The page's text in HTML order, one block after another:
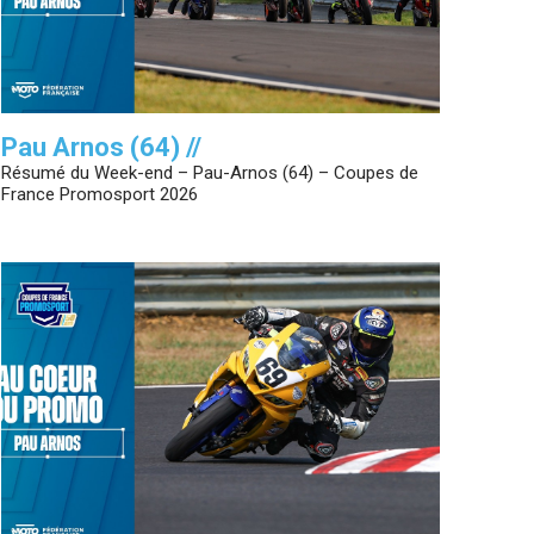
Pau Arnos (64) //
Résumé du Week-end – Pau-Arnos (64) – Coupes de
France Promosport 2026